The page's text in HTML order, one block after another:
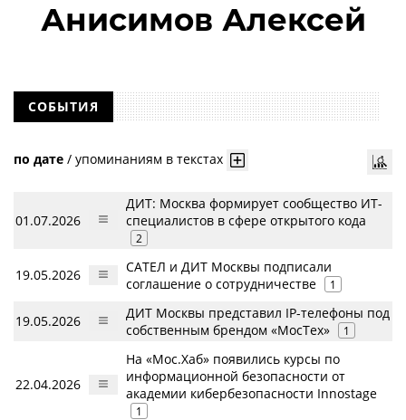
Анисимов Алексей
СОБЫТИЯ
по дате / упоминаниям в текстах
01.07.2026
ДИТ: Москва формирует сообщество ИТ-
специалистов в сфере открытого кода
2
19.05.2026
САТЕЛ и ДИТ Москвы подписали
соглашение о сотрудничестве
1
19.05.2026
ДИТ Москвы представил IP-телефоны под
собственным брендом «МосТех»
1
22.04.2026
На «Мос.Хаб» появились курсы по
информационной безопасности от
академии кибербезопасности Innostage
1